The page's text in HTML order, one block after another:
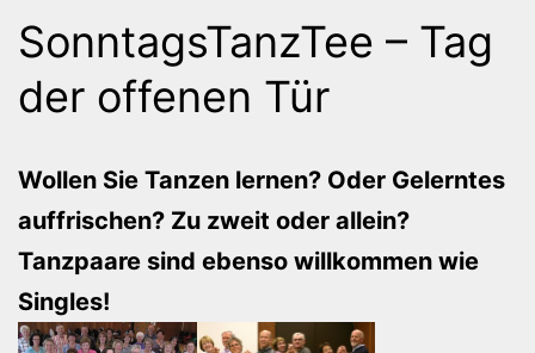
SonntagsTanzTee – Tag
der offenen Tür
Wollen Sie Tanzen lernen? Oder Gelerntes
auffrischen? Zu zweit oder allein?
Tanzpaare sind ebenso willkommen wie
Singles!